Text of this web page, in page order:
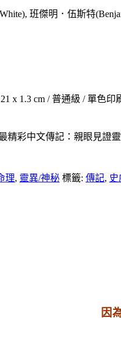
班傑明．伍斯特
x 1.3 cm / 普通級 / 單色印
彩中文傳記：親眼見證靈
理, 靈異/神秘 標籤: 傳記,
因